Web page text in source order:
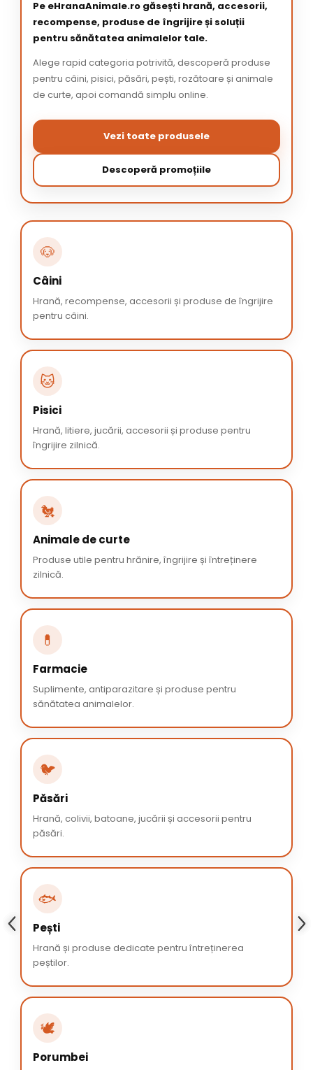
Pe eHranaAnimale.ro găsești hrană, accesorii,
recompense, produse de îngrijire și soluții
pentru sănătatea animalelor tale.
Alege rapid categoria potrivită, descoperă produse
pentru câini, pisici, păsări, pești, rozătoare și animale
de curte, apoi comandă simplu online.
Vezi toate produsele
Descoperă promoțiile
🐶
Câini
Hrană, recompense, accesorii și produse de îngrijire
pentru câini.
🐱
Pisici
Hrană, litiere, jucării, accesorii și produse pentru
îngrijire zilnică.
🐔
Animale de curte
Produse utile pentru hrănire, îngrijire și întreținere
zilnică.
💊
Farmacie
Suplimente, antiparazitare și produse pentru
sănătatea animalelor.
🐦
Păsări
Hrană, colivii, batoane, jucării și accesorii pentru
păsări.
🐟
Pești
Hrană și produse dedicate pentru întreținerea
peștilor.
🕊️
Porumbei